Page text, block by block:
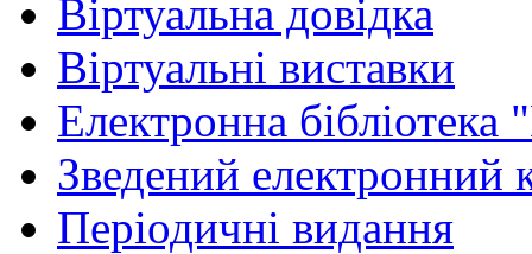
Віртуальна довідка
Віртуальні виставки
Електронна
Зведений електронний
Періодичні видання